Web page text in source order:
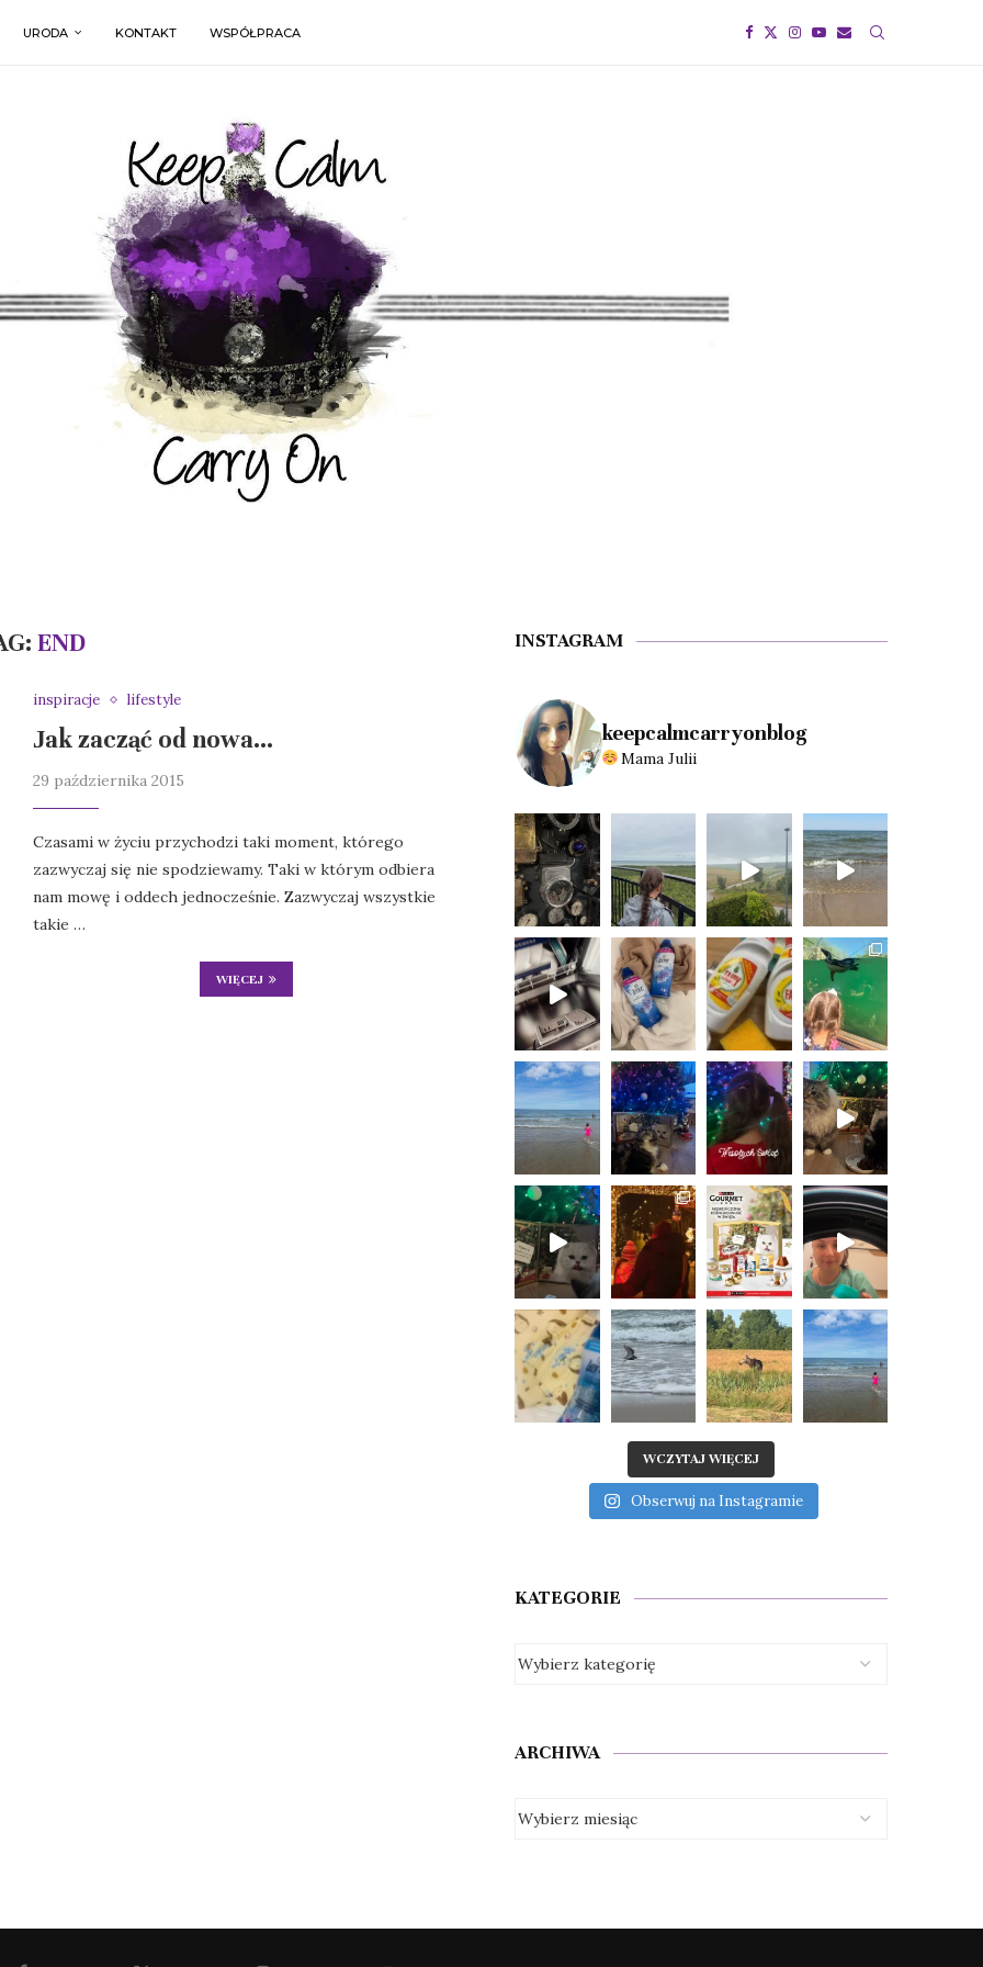
URODA KONTAKT WSPÓŁPRACA
END
inspiracje lifestyle
Jak zacząć od nowa…
29 października 2015
Czasami w życiu przychodzi taki moment, którego
zazwyczaj się nie spodziewamy. Taki w którym odbiera
nam mowę i oddech jednocześnie. Zazwyczaj wszystkie
takie …
WIĘCEJ
INSTAGRAM
keepcalmcarryonblog
Mama Julii
WCZYTAJ WIĘCEJ
Obserwuj na Instagramie
KATEGORIE
ARCHIWA